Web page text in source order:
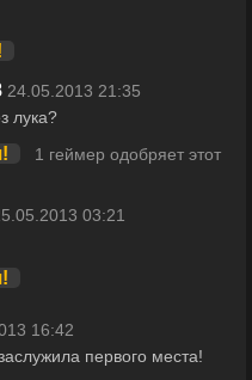
24.05.2013 21:35
лука?
1 геймер одобряет этот
03:21
16:42
первого места!